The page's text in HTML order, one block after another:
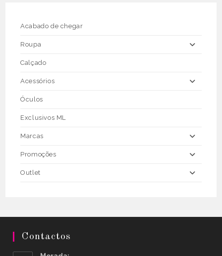
Acabado de chegar
Roupa
Calçado
Acessórios
Óculos
Exclusivos ML
Marcas
Promoções
Outlet
Contactos